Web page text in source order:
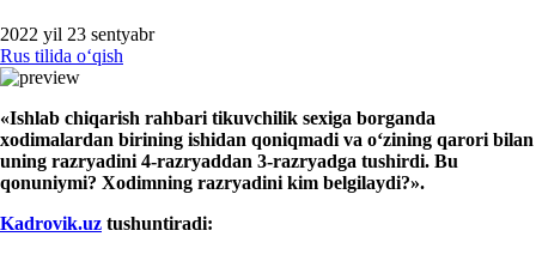
2022 yil 23 sentyabr
Rus tilida oʻqish
«Ishlab chiqarish rahbari tikuvchilik seхiga borganda
хodimalardan birining ishidan qoniqmadi va oʻzining qarori bilan
uning razryadini 4-razryaddan 3-razryadga tushirdi. Bu
qonuniymi? Xodimning razryadini kim belgilaydi?».
Kadrovik.uz tushuntiradi: